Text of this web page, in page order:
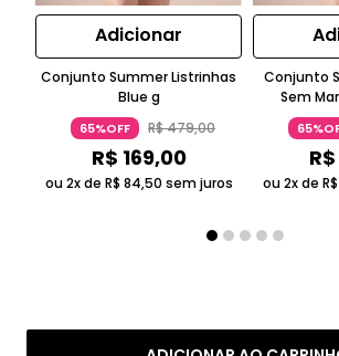
Adicionar
Conjunto Summer Listrinhas
Blue g
65%OFF R$479,00
R$ 169,00
ou 2x de R$ 84,50 sem juros
Conjunto
Sem
R$
ou 2x de R$